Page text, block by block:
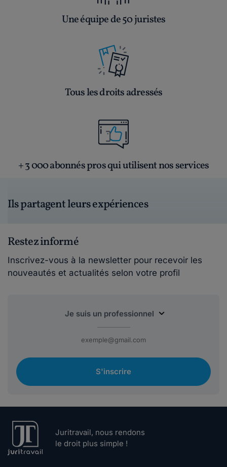
Une équipe de 50 juristes
Tous les droits adressés
+ 3 000 abonnés pros qui utilisent nos services
Ils partagent leurs expériences
Restez informé
Inscrivez-vous à la newsletter pour recevoir les
nouveautés et actualités selon votre profil
S'inscrire
Juritravail, nous rendons
le droit plus simple !